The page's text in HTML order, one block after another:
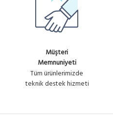
Müşteri
Memnuniyeti
Tüm ürünlerimizde
teknik destek hizmeti